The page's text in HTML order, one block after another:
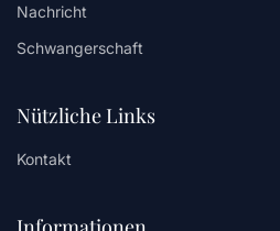
Nachricht
Schwangerschaft
Nützliche Links
Kontakt